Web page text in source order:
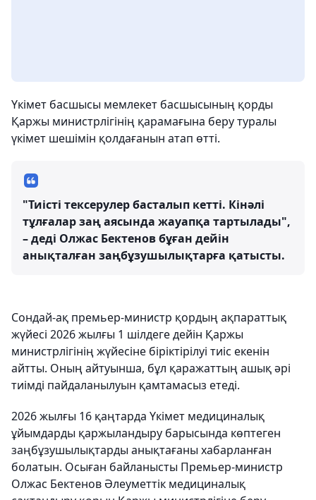
Үкімет басшысы мемлекет басшысының қорды
Қаржы министрлігінің қарамағына беру туралы
үкімет шешімін қолдағанын атап өтті.
"Тиісті тексерулер басталып кетті. Кінәлі
тұлғалар заң аясында жауапқа тартылады",
– деді Олжас Бектенов бұған дейін
анықталған заңбұзушылықтарға қатысты.
Сондай-ақ премьер-министр қордың ақпараттық
жүйесі 2026 жылғы 1 шілдеге дейін Қаржы
министрлігінің жүйесіне біріктірілуі тиіс екенін
айтты. Оның айтуынша, бұл қаражаттың ашық әрі
тиімді пайдаланылуын қамтамасыз етеді.
2026 жылғы 16 қаңтарда Үкімет медициналық
ұйымдарды қаржыландыру барысында көптеген
заңбұзушылықтарды анықтағаны хабарланған
болатын. Осыған байланысты Премьер-министр
Олжас Бектенов Әлеуметтік медициналық